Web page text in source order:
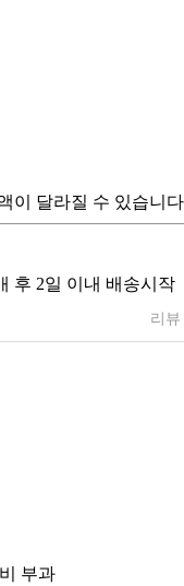
이 달라질 수 있습니
후 2일 이내 배송시작
리뷰
부과